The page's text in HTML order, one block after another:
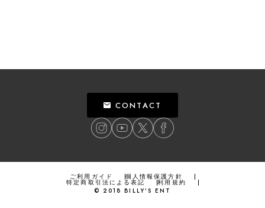
CONTACT
ご利用ガイド 個人情報保護方針
特定商取引法による表記
利用規約
© 2018 BILLY’S ENT